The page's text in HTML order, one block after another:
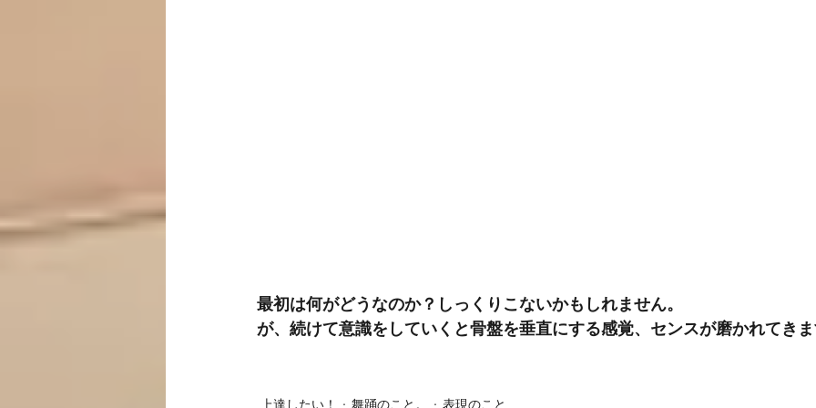
最初は何がどうなのか？しっくりこないかもしれません。
が、続けて意識をしていくと骨盤を垂直にする感覚、センスが磨かれてき